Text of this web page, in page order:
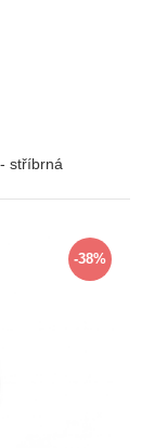
stříbrná
-38%